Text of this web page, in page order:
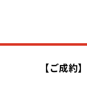
販売中の中古リ
会社案内
【ご成約